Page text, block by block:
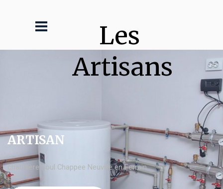
Les
Artisans
ARTISAN
chaudière fioul Chappee Neuville en Ferrain